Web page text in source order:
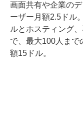
画面共有や企業の
ーザー月額2.5ドル
ルとホスティング
で、最大100人まで
額15ドル。